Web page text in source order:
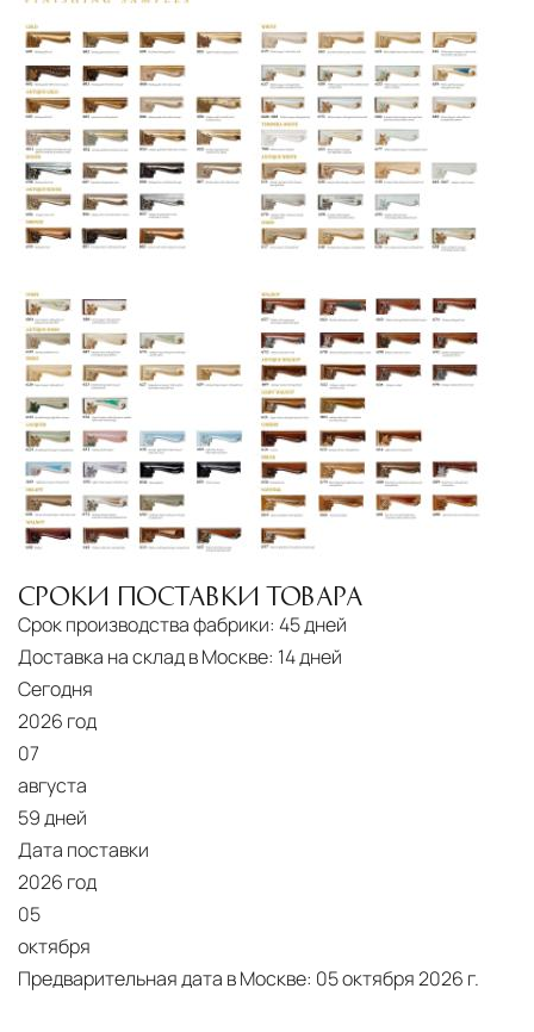
СРОКИ ПОСТАВКИ ТОВАРА
Срок производства фабрики: 45 дней
Доставка на склад в Москве: 14 дней
Сегодня
2026 год
07
августа
59 дней
Дата поставки
2026 год
05
октября
Предварительная дата в Москве: 05 октября 2026 г.